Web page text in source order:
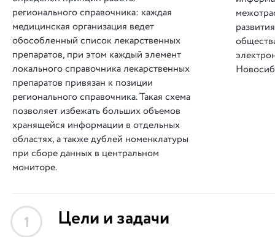
регионального справочника: каждая
медицинская организация ведет
обособленный список лекарственных
препаратов, при этом каждый элемент
локального справочника лекарственных
препаратов привязан к позиции
регионального справочника. Такая схема
позволяет избежать больших объемов
хранящейся информации в отдельных
областях, а также дублей номенклатуры
при сборе данных в центральном
мониторе.
1 Цели и задачи